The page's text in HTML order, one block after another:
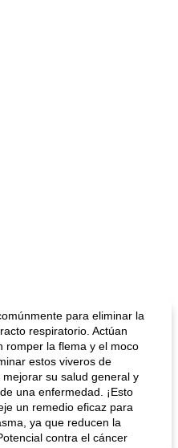
para eliminar la
respiratorio. Actúan
romper la flema y el moco
estos viveros de
su salud general y
una enfermedad. ¡Esto
un remedio eficaz para
ya que reducen la
contra el cáncer